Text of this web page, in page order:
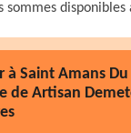
sommes
à Saint Amans Du
de Artisan